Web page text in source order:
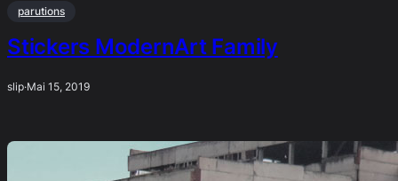
parutions
Stickers ModernArt Family
slip·Mai 15, 2019